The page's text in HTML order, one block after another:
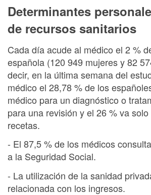
Determinantes
de recursos sanitarios
Cada día acude al médico el 2 %
española (120 949 mujeres y 82
decir, en la última semana del
médico el 28,78 % de los
médico para un diagnóstico o
para una revisión y el 26 % va
recetas.
- El 87,5 % de los médicos
a la Seguridad Social.
- La utilización de la sanidad
relacionada con los ingresos.